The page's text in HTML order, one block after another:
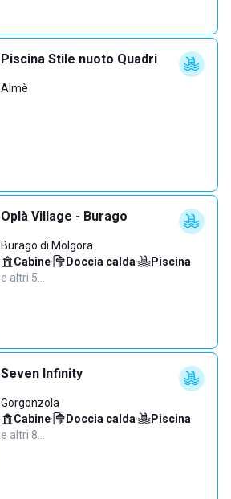
Piscina Stile nuoto Quadri
Almè
Oplà Village - Burago
Burago di Molgora
Cabine· Doccia calda· Piscina·
e altri 5…
Seven Infinity
Gorgonzola
Cabine· Doccia calda· Piscina·
e altri 8…